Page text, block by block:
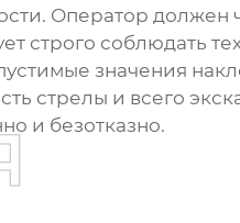
Оператор должен
строго соблюдать
значения
стрелы и всего
и безотказно.